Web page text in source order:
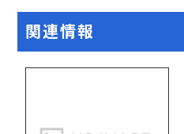
関連情報